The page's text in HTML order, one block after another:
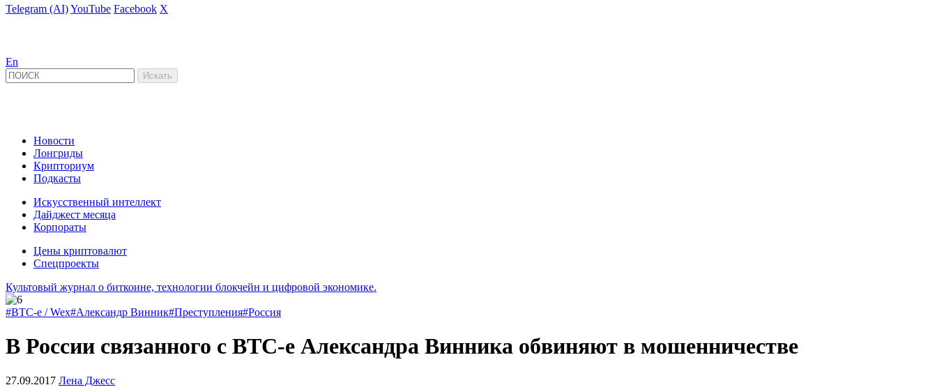
Telegram (AI)YouTube Facebook X
En
Новости
Лонгриды
Крипториум
Подкасты
Искусственный интеллект
Дайджест месяца
Корпораты
Цены криптовалют
Спецпроекты
Культовый журнал о биткоине, технологии блокчейн и цифровой экономике.
#BTC-e / Wex#Александр Винник#Преступления#Россия
В России связанного с BTC-e Александра Винника обвиняют в мошенничестве
27.09.2017 Лена Джесс